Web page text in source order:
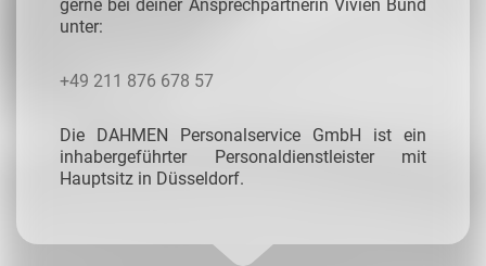
gerne bei deiner Ansprechpartnerin Vivien Bund
unter:
+49 211 876 678 57
Die DAHMEN Personalservice GmbH ist ein
inhabergeführter Personaldienstleister mit
Hauptsitz in Düsseldorf.